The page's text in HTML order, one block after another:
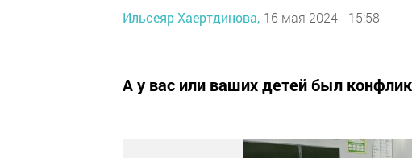
Ильсеяр Хаертдинова, 16 мая 2024 - 15:58
А у вас или ваших детей был